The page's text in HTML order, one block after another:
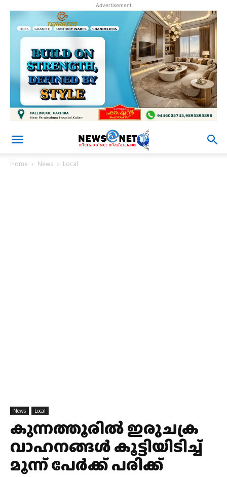
Advertisement
Home News Local
News Local
കുന്നത്തൂരിൽ ഇരുചക്ര
വാഹനങ്ങൾ കൂട്ടിയിടിച്ച്
മൂന്ന് പേർക്ക് പരിക്ക്